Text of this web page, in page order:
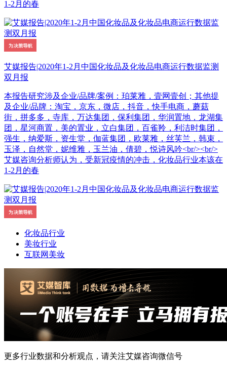
1-2月的春
艾媒报告|2020年1-2月中国化妆品及化妆品电商运行数据监测
双月报
本报告研究涉及企业/品牌/案例：珀莱雅，壹网壹创；其他提
及企业/品牌：淘宝，京东，微店，抖音，快手电商，蘑菇
街，拼多多，寺库，万达集团，保利集团，华润置地，龙湖集
团，星河商置，美的置业，立白集团，百雀羚，利洁时集团，
强生，纳爱斯，资生堂，伽蓝集团，欧莱雅，丝芙兰，韩束，
玉泽，自然堂，妮维雅，玉兰油，倩碧，悦诗风吟<br/><br/>
艾媒咨询分析师认为，受新冠疫情的冲击，化妆品行业本该在
1-2月的春
化妆品行业
美妆行业
互联网美妆
更多行业数据和分析观点，请关注艾媒咨询微信号